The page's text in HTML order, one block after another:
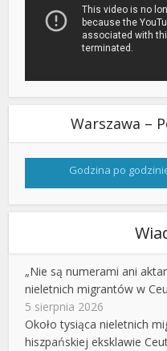
Warszawa –
Godzina po
„Nie są numerami ani
nieletnich migrantów w
5 sierpnia 2026
Około tysiąca nieletnich
hiszpańskiej eksklawie